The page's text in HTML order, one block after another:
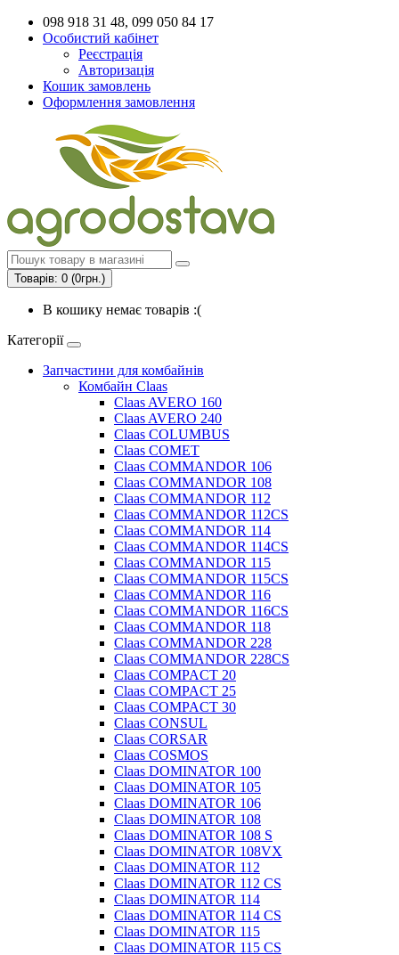
098 918 31 48, 099 050 84 17
Особистий кабінет
Реєстрація
Авторизація
Кошик замовлень
Оформлення замовлення
Товарів: 0 (0грн.)
В кошику немає товарів :(
Категорії
Запчастини для комбайнів
Комбайн Claas
Claas AVERO 160
Claas AVERO 240
Claas COLUMBUS
Claas COMET
Claas COMMANDOR 106
Claas COMMANDOR 108
Claas COMMANDOR 112
Claas COMMANDOR 112CS
Claas COMMANDOR 114
Claas COMMANDOR 114CS
Claas COMMANDOR 115
Claas COMMANDOR 115CS
Claas COMMANDOR 116
Claas COMMANDOR 116CS
Claas COMMANDOR 118
Claas COMMANDOR 228
Claas COMMANDOR 228CS
Claas COMPACT 20
Claas COMPACT 25
Claas COMPACT 30
Claas CONSUL
Claas CORSAR
Claas COSMOS
Claas DOMINATOR 100
Claas DOMINATOR 105
Claas DOMINATOR 106
Claas DOMINATOR 108
Claas DOMINATOR 108 S
Claas DOMINATOR 108VX
Claas DOMINATOR 112
Claas DOMINATOR 112 CS
Claas DOMINATOR 114
Claas DOMINATOR 114 CS
Claas DOMINATOR 115
Claas DOMINATOR 115 CS